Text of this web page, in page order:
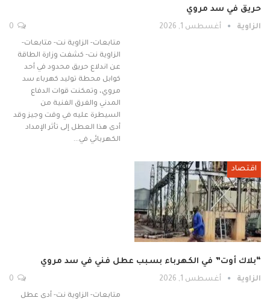
حريق في سد مروي
الزاوية أغسطس 1, 2026
متابعات- الزاوية نت- متابعات-
الزاوية نت- كشفت وزارة الطاقة
عن اندلاع حريق محدود في أحد
كوابل محطة توليد كهرباء سد
مروي، وتمكنت قوات الدفاع
المدني والفرق الفنية من
السيطرة عليه في وقت وجيز وقد
أدى هذا العطل إلى تأثر الإمداد
الكهربائي في…
اقتصاد
“بلاك أوت” في الكهرباء بسبب عطل فني في سد مروي
الزاوية أغسطس 1, 2026
متابعات- الزاوية نت- أدى عطل